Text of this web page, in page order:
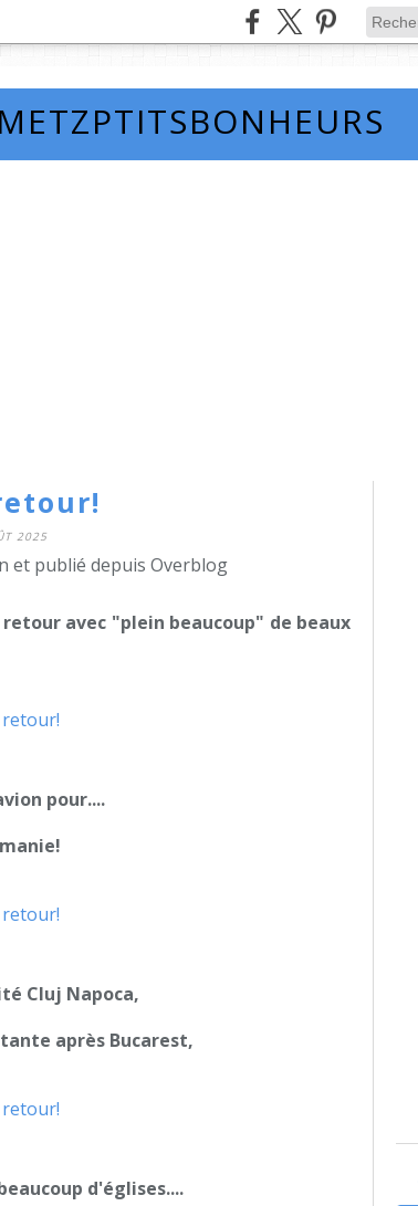
METZPTITSBONHEURS
2025
et publié depuis Overblog
avec "plein beaucoup" de beaux
pour....
Cluj Napoca,
après Bucarest,
d'églises....